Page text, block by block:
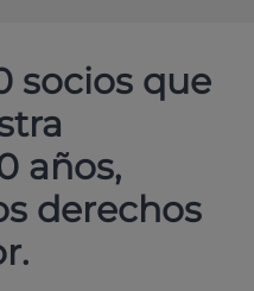
socios que
años,
derechos